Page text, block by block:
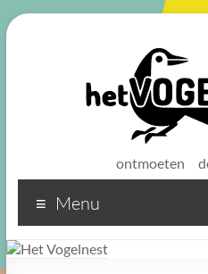
ontmoeten
Het
Vogelnest
Menu